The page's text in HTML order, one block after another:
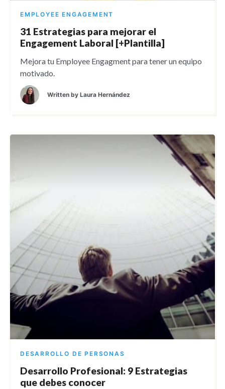
EMPLOYEE ENGAGEMENT
31 Estrategias para mejorar el
Engagement Laboral [+Plantilla]
Mejora tu Employee Engagment para tener un equipo
motivado.
Written by Laura Hernández
DESARROLLO DE PERSONAS
Desarrollo Profesional: 9 Estrategias
que debes conocer